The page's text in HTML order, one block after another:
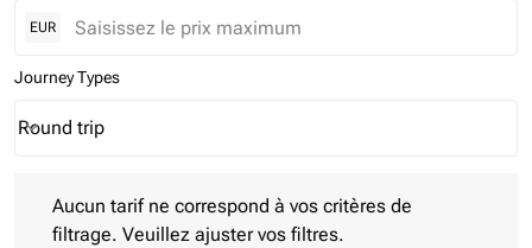
EUR
Journey Types
Journey Types option Round trip Selected
Round trip
keyboard_arrow_down
Aucun tarif ne correspond à vos critères de
filtrage. Veuillez ajuster vos filtres.